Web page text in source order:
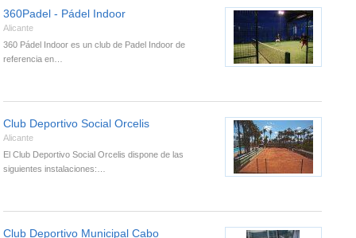
360Padel - Pádel Indoor
Alicante
360 Pádel Indoor es un club de Padel Indoor de
referencia en…
Club Deportivo Social Orcelis
Alicante
El Club Deportivo Social Orcelis dispone de las
siguientes instalaciones:…
Club Deportivo Municipal Cabo